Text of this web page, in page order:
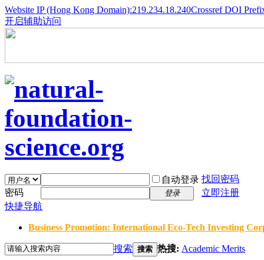
Website IP (Hong Kong Domain):219.234.18.240Crossref DOI
开启辅助访问
自动登录 找回密码
密码
登录
立即注册
快捷导航
Business Promotion: International Eco-Tech Investing
搜索 搜索 热搜: Academic Merits